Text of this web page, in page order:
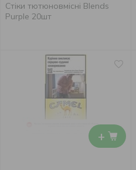
Стіки тютюновмісні Blends
Purple 20шт
+